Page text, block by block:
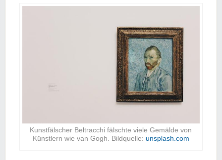
Kunstfälscher Beltracchi fälschte viele Gemälde von
Künstlern wie van Gogh. Bildquelle: unsplash.com